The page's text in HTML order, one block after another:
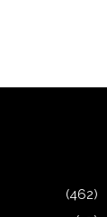
(462)